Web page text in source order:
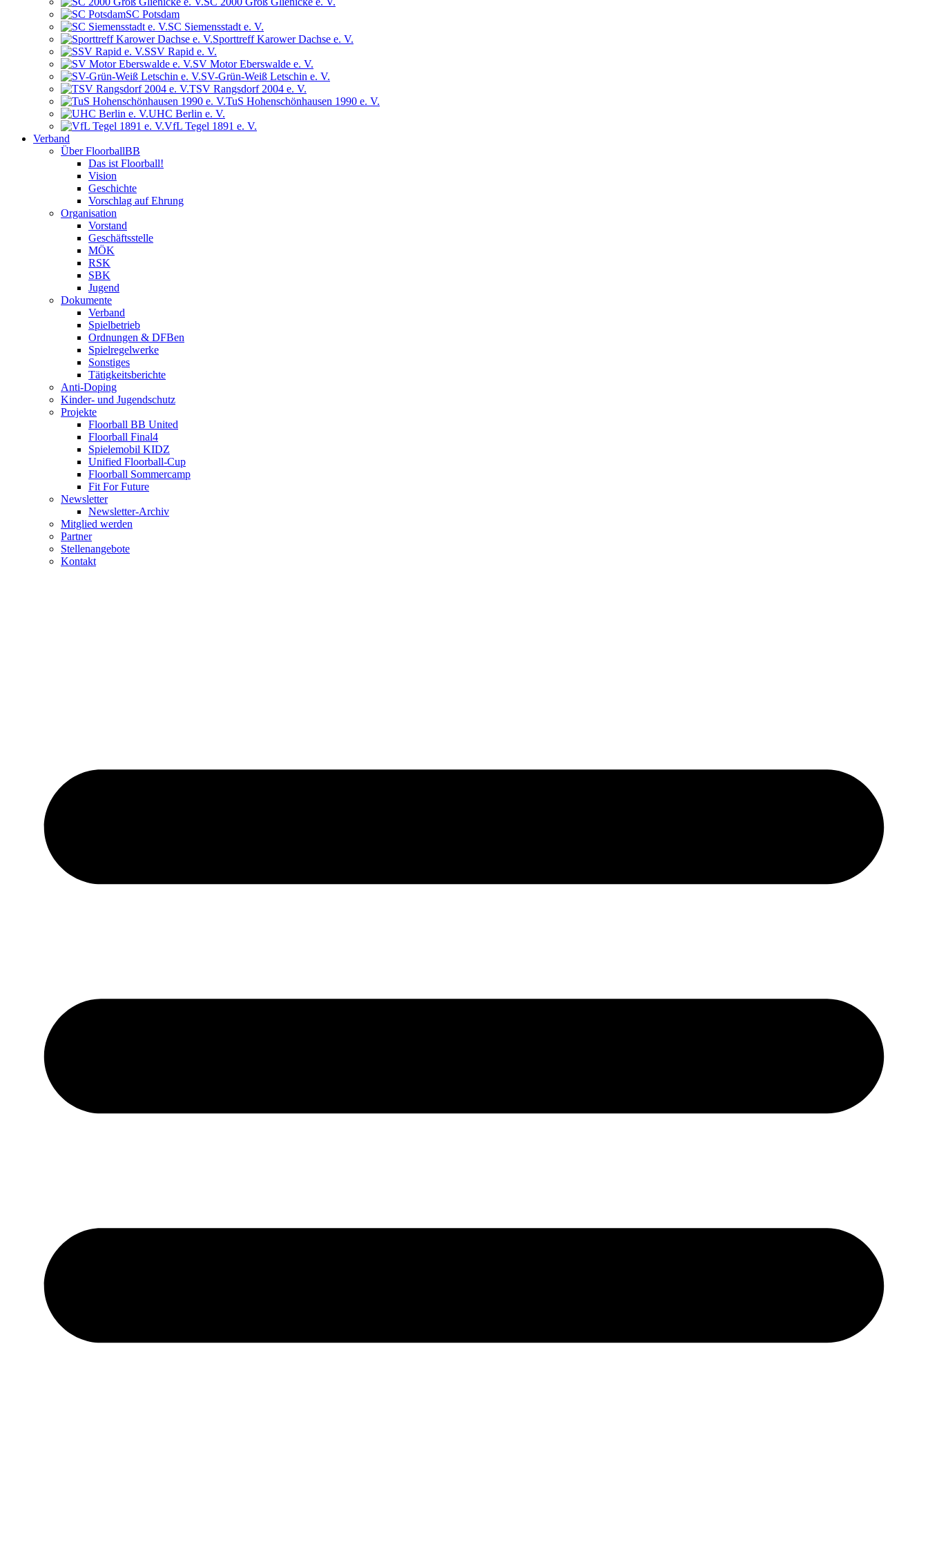
SC Potsdam
SC Siemensstadt e. V.
Sporttreff Karower Dachse e. V.
SSV Rapid e. V.
SV Motor Eberswalde e. V.
SV-Grün-Weiß Letschin e. V.
TSV Rangsdorf 2004 e. V.
TuS Hohenschönhausen 1990 e. V.
UHC Berlin e. V.
VfL Tegel 1891 e. V.
Verband
Über FloorballBB
Das ist Floorball!
Vision
Geschichte
Vorschlag auf Ehrung
Organisation
Vorstand
Geschäftsstelle
MÖK
RSK
SBK
Jugend
Dokumente
Verband
Spielbetrieb
Ordnungen & DFBen
Spielregelwerke
Sonstiges
Tätigkeitsberichte
Anti-Doping
Kinder- und Jugendschutz
Projekte
Floorball BB United
Floorball Final4
Spielemobil KIDZ
Unified Floorball-Cup
Floorball Sommercamp
Fit For Future
Newsletter
Newsletter-Archiv
Mitglied werden
Partner
Stellenangebote
Kontakt